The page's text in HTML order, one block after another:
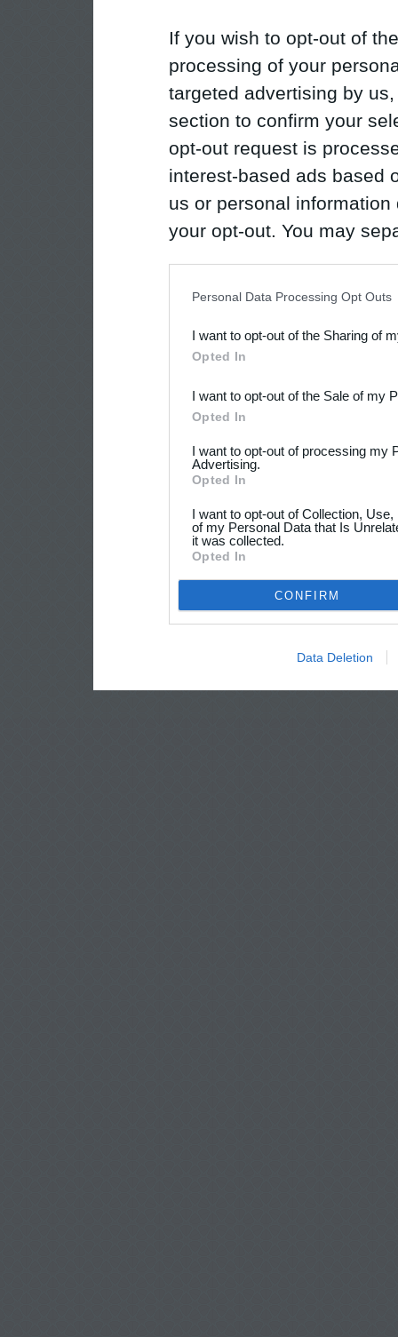
If you wish to opt-out of
processing of your
targeted advertising by
section to confirm your
opt-out request is
interest-based ads based
us or personal
your opt-out. You may
Downstream Participants
third parties.
Personal Data Processing Opt Outs
I want to opt-out of the Sharing of
Opted In
I want to opt-out of the Sale of my
Opted In
I want to opt-out of processing my
Advertising.
Opted In
I want to opt-out of Collection,
of my Personal Data that Is
it was collected.
Opted In
CONFIRM
Data Deletion